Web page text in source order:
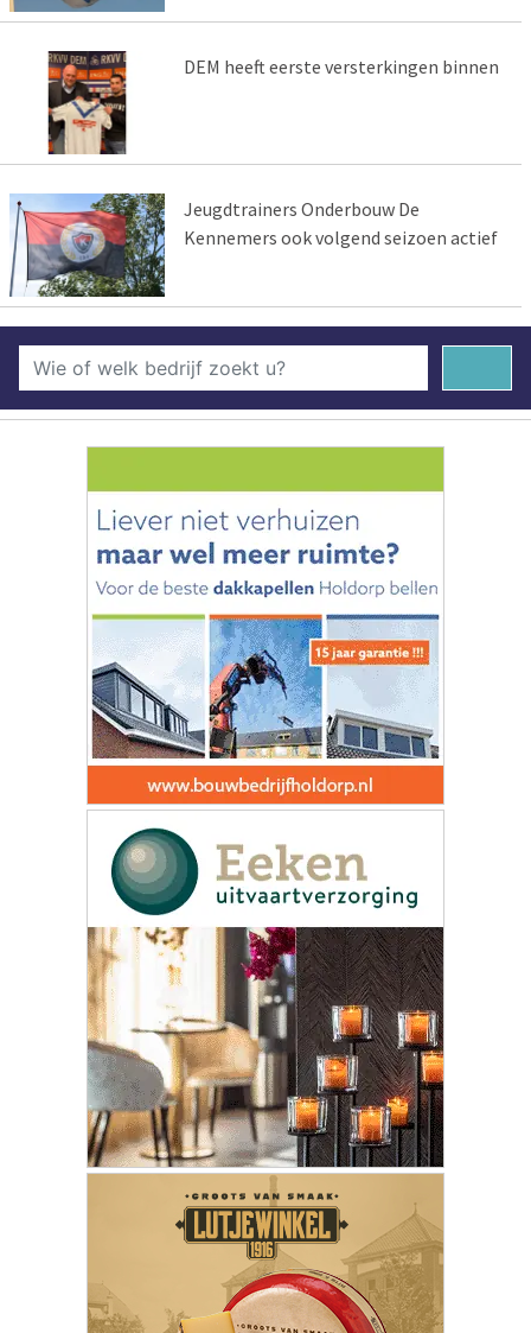
DEM heeft eerste versterkingen binnen
Jeugdtrainers Onderbouw De
Kennemers ook volgend seizoen actief